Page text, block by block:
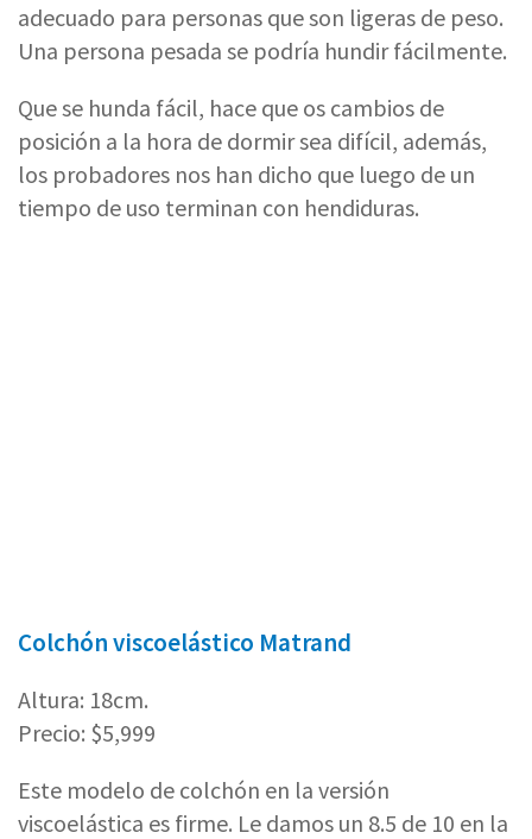
adecuado para personas que son ligeras de peso.
Una persona pesada se podría hundir fácilmente.
Que se hunda fácil, hace que os cambios de
posición a la hora de dormir sea difícil, además,
los probadores nos han dicho que luego de un
tiempo de uso terminan con hendiduras.
Colchón viscoelástico Matrand
Altura: 18cm.
Precio: $5,999
Este modelo de colchón en la versión
viscoelástica es firme. Le damos un 8.5 de 10 en la